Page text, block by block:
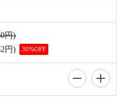
円)
円)
30%OFF